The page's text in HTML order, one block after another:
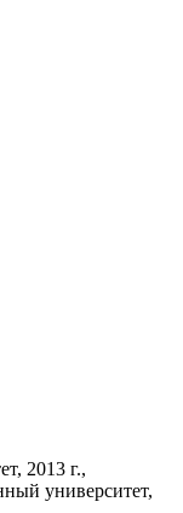
2013 г.,
университет,